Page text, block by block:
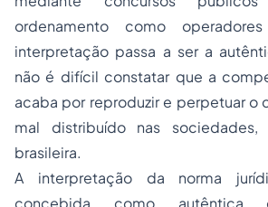
ordenamento como
interpretação passa a ser a
não é difícil constatar que a
acaba por reproduzir e perpetuar o
mal distribuído nas sociedades,
brasileira.
A interpretação da norma
concebida como